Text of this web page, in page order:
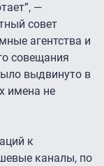
—
совет
агентства и
совещания
выдвинуто в
имена не
к
каналы, по